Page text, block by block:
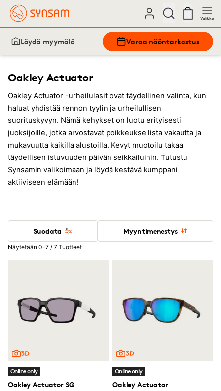
Valikko
Löydä myymälä Varaa näöntarkastus
Oakley Actuator
Oakley Actuator -urheilulasit ovat täydellinen valinta, kun
haluat yhdistää rennon tyylin ja urheilullisen
suorituskyvyn. Nämä kehykset on luotu erityisesti
juoksijoille, jotka arvostavat poikkeuksellista vakautta ja
mukavuutta kaikilla alustoilla. Kevyt muotoilu takaa
täydellisen istuvuuden päivän seikkailuihin. Tutustu
Synsamin valikoimaan ja löydä kestävä kumppani
aktiiviseen elämään!
Suodata Myyntimenestys
Näytetään 0-7 / 7 Tuotteet
Online only
Oakley Actuator SQ
Online only
Oakley Actuator